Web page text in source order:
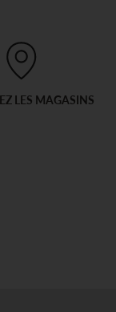
LES MAGASINS